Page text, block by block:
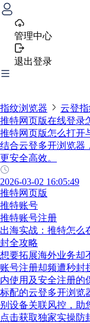
管理中心
退出登录
指纹浏览器 云登
推特网页版在线登录
推特网页版怎么打开
结合云登多开浏览器
更安全高效。
2026-03-02 16:05:49
推特网页版
推特账号
推特账号注册
出海实战：推特怎么
封全攻略
想要拓展海外业务却
账号注册却频遭秒封
内使用及安全注册的
标配的云登多开浏览
别设备关联风控，助
点击获取独家实操防